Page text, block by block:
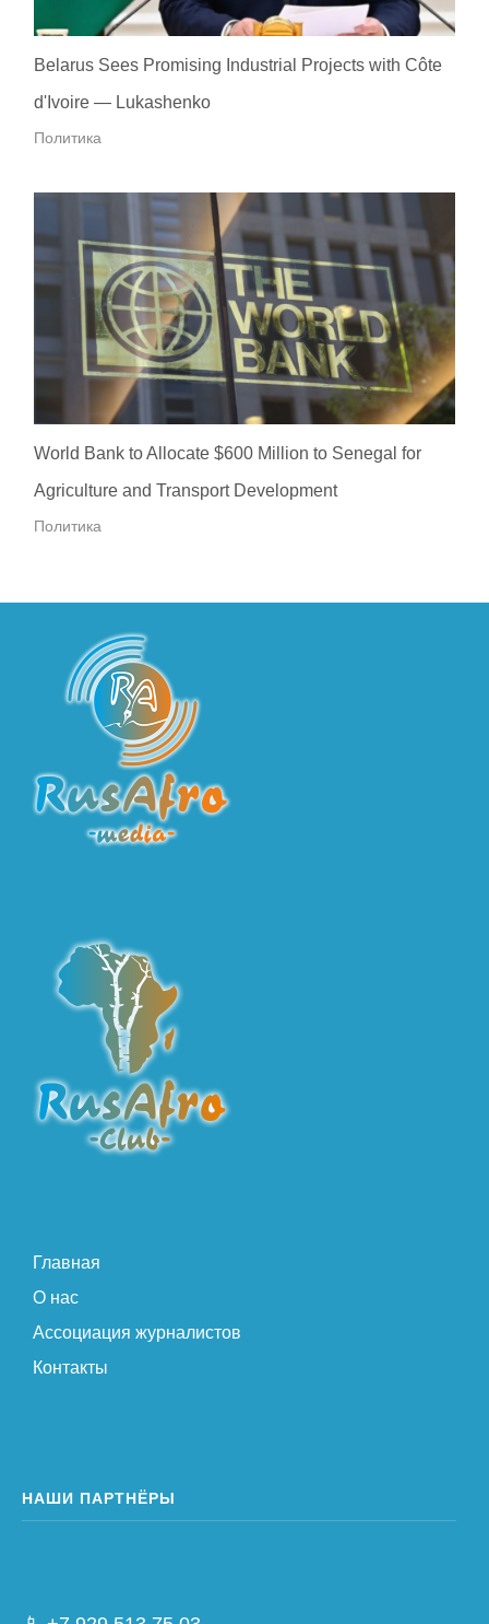
Belarus Sees Promising Industrial Projects with Côte
d'Ivoire — Lukashenko
Политика
World Bank to Allocate $600 Million to Senegal for
Agriculture and Transport Development
Политика
Главная
О нас
Ассоциация журналистов
Контакты
НАШИ ПАРТНЁРЫ